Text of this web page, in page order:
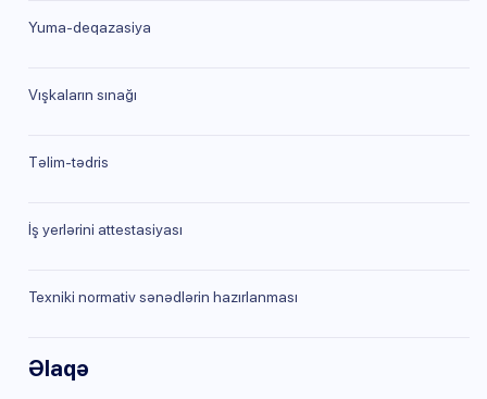
Yuma-deqazasiya
Vışkaların sınağı
Təlim-tədris
İş yerlərini attestasiyası
Texniki normativ sənədlərin hazırlanması
Əlaqə